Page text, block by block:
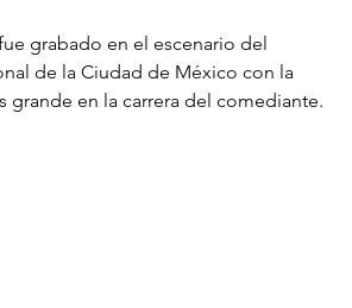
grabado en el escenario del
de la Ciudad de México con la
grande en la carrera del comediante.